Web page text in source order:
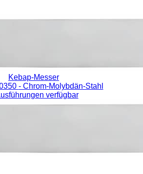
Kebap-Messer
- Chrom-Molybdän-Stahl
verfügbar